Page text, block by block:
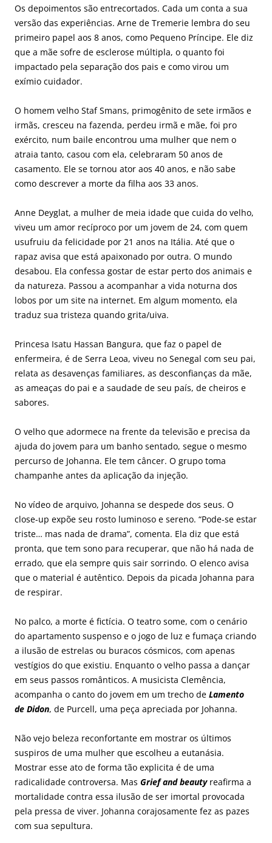
Os depoimentos são entrecortados. Cada um conta a sua
versão das experiências. Arne de Tremerie lembra do seu
primeiro papel aos 8 anos, como Pequeno Príncipe. Ele diz
que a mãe sofre de esclerose múltipla, o quanto foi
impactado pela separação dos pais e como virou um
exímio cuidador.
O homem velho Staf Smans, primogênito de sete irmãos e
irmãs, cresceu na fazenda, perdeu irmã e mãe, foi pro
exército, num baile encontrou uma mulher que nem o
atraia tanto, casou com ela, celebraram 50 anos de
casamento. Ele se tornou ator aos 40 anos, e não sabe
como descrever a morte da filha aos 33 anos.
Anne Deyglat, a mulher de meia idade que cuida do velho,
viveu um amor recíproco por um jovem de 24, com quem
usufruiu da felicidade por 21 anos na Itália. Até que o
rapaz avisa que está apaixonado por outra. O mundo
desabou. Ela confessa gostar de estar perto dos animais e
da natureza. Passou a acompanhar a vida noturna dos
lobos por um site na internet. Em algum momento, ela
traduz sua tristeza quando grita/uiva.
Princesa Isatu Hassan Bangura, que faz o papel de
enfermeira, é de Serra Leoa, viveu no Senegal com seu pai,
relata as desavenças familiares, as desconfianças da mãe,
as ameaças do pai e a saudade de seu país, de cheiros e
sabores.
O velho que adormece na frente da televisão e precisa da
ajuda do jovem para um banho sentado, segue o mesmo
percurso de Johanna. Ele tem câncer. O grupo toma
champanhe antes da aplicação da injeção.
No vídeo de arquivo, Johanna se despede dos seus. O
close-up expõe seu rosto luminoso e sereno. “Pode-se estar
triste… mas nada de drama”, comenta. Ela diz que está
pronta, que tem sono para recuperar, que não há nada de
errado, que ela sempre quis sair sorrindo. O elenco avisa
que o material é autêntico. Depois da picada Johanna para
de respirar.
No palco, a morte é fictícia. O teatro some, com o cenário
do apartamento suspenso e o jogo de luz e fumaça criando
a ilusão de estrelas ou buracos cósmicos, com apenas
vestígios do que existiu. Enquanto o velho passa a dançar
em seus passos românticos. A musicista Clemência,
acompanha o canto do jovem em um trecho de Lamento
de Didon, de Purcell, uma peça apreciada por Johanna.
Não vejo beleza reconfortante em mostrar os últimos
suspiros de uma mulher que escolheu a eutanásia.
Mostrar esse ato de forma tão explicita é de uma
radicalidade controversa. Mas Grief and beautyreafirma a
mortalidade contra essa ilusão de ser imortal provocada
pela pressa de viver. Johanna corajosamente fez as pazes
com sua sepultura.